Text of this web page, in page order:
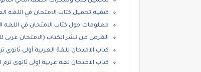
كيفيه تحميل كتاب الامتحان في اللغه
معلومات حول كتاب الامتحان في اللغه العربيه
الغرض من نشر الكتاب (الامتحان عربى للصف
كتاب الامتحان للغة العربية أولى ثانوي
كتاب الامتحان لغة عربية اولى ثانوى ترم